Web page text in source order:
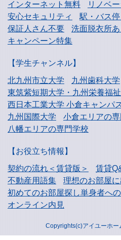
インターネット無料
リノベ
安心セキュリティ
駅・バス
保証人さん不要
洗面脱衣所
キャンペーン特集
【学生チャンネル】
北九州市立大学
九州歯科大学
東筑紫短期大学・九州栄養福
西日本工業大学小倉キャンパ
九州国際大学
小倉エリアの
八幡エリアの専門学校
【お役立ち情報】
契約の流れ＜賃貸版＞
賃貸
不動産用語集
理想のお部屋
初めてのお部屋探し単身者へ
オンライン内見
Copyrights(c)アイユーホ